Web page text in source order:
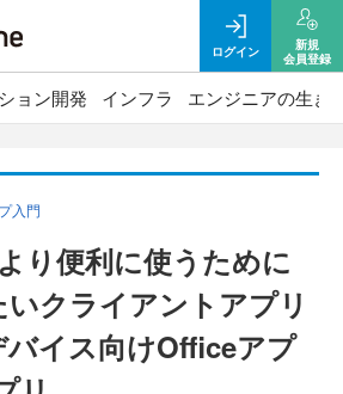
ログイン
新規
会員登録
ョン開発 インフラ エンジニアの生き
入門
り便利に使うために
クライアントアプリ
バイス向けOfficeアプ